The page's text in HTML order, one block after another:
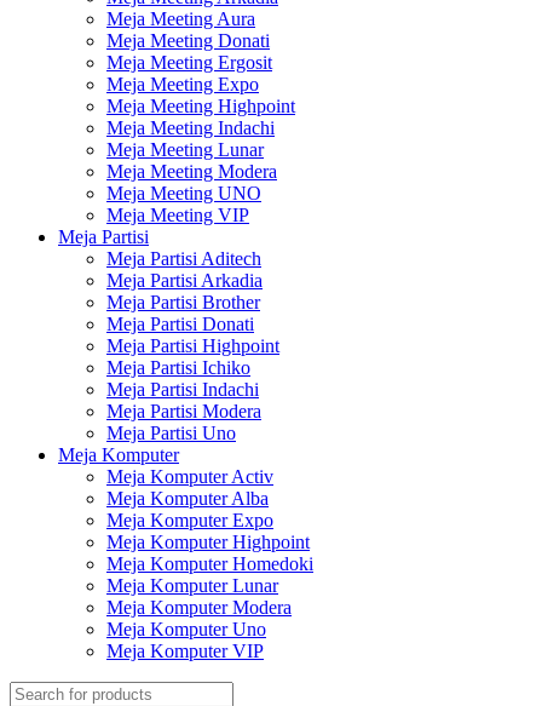
Meja Meeting Aura
Meja Meeting Donati
Meja Meeting Ergosit
Meja Meeting Expo
Meja Meeting Highpoint
Meja Meeting Indachi
Meja Meeting Lunar
Meja Meeting Modera
Meja Meeting UNO
Meja Meeting VIP
Meja Partisi
Meja Partisi Aditech
Meja Partisi Arkadia
Meja Partisi Brother
Meja Partisi Donati
Meja Partisi Highpoint
Meja Partisi Ichiko
Meja Partisi Indachi
Meja Partisi Modera
Meja Partisi Uno
Meja Komputer
Meja Komputer Activ
Meja Komputer Alba
Meja Komputer Expo
Meja Komputer Highpoint
Meja Komputer Homedoki
Meja Komputer Lunar
Meja Komputer Modera
Meja Komputer Uno
Meja Komputer VIP